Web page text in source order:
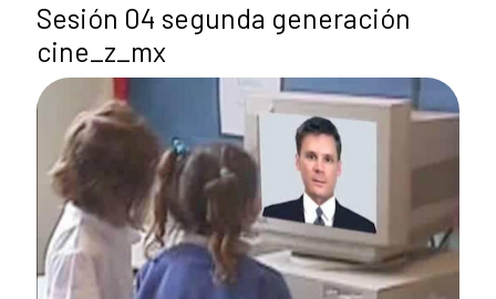
Sesión 04 segunda generación
cine_z_mx